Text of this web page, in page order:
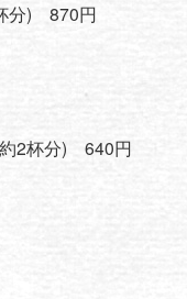
分) 870円
2杯分) 640円